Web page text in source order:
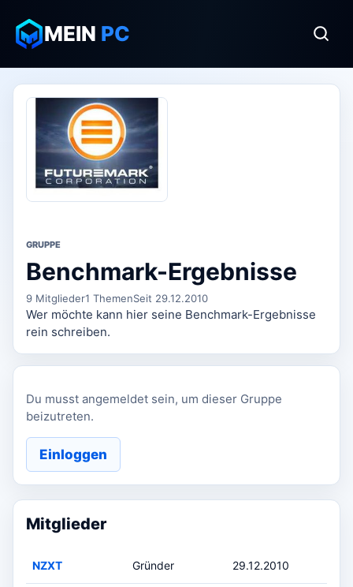
MEIN PC
GRUPPE
Benchmark-Ergebnisse
9 Mitglieder1 ThemenSeit 29.12.2010
Wer möchte kann hier seine Benchmark-Ergebnisse
rein schreiben.
Du musst angemeldet sein, um dieser Gruppe
beizutreten.
Einloggen
Mitglieder
NZXT Gründer 29.12.2010